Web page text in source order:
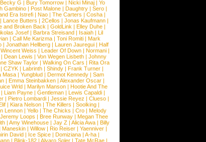
Becky G | Bury Tomorrow | Nicki Minaj | Yo
Gambino| Post Malone| Daughtry| Sero|
Era Istrefi| Nao| The Carters | Cosha|
Lance Butters | 2Cellos | Jonas Kaufmann|
and Broken Back | GoldLink | Elley Duhe|
Josef | Barbra Streisand | Isaiah | Lil
| Call Me Karizma| Toni Romiti| Mark
| Jonathan Hellberg| Lauren Jauregui| Half
Wincent Weiss | Leader Of Down| Normani|
Dean Lewis | Von Wegen Lisbeth| Johnny
Shaw Taylor | Walking On Cars | Rita Ora
CZYK| Labrinth| Shindy| Frank Turner|
Masa| Yungblud| Dermot Kennedy| Sam
| Emma Steinbakken| Alexander Oscar|
Wrld| Marilyn Manson| Hootie And The
| Liam Payne | Gentleman | Lewis Capaldi |
| Pietro Lombardi| Jessie Reyez | Clueso|
| Kiara Nelson| The Killers | Soolking|
Lennon| Yello| The Chicks | Cro| Melody
Jeremy Loops | Bree Runway | Megan Thee
| Amy Winehouse| Jay Z| Alicia Awa| Billy
Maneskin | Willow | Rio Reiser | Yaenniver |
David | Ice Spice | Domiziana | A-ha |
| Blink-182 | Alvaro Soler | Tate McRae |